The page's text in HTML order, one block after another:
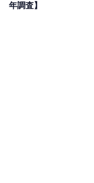
年調査】